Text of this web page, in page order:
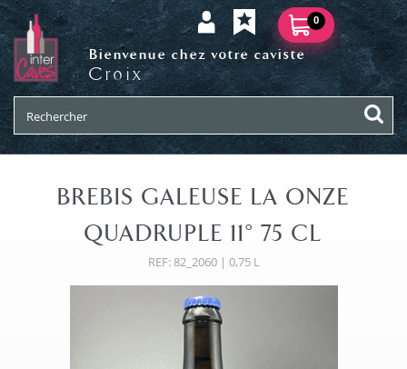
0
Bienvenue chez votre caviste
Croix
BREBIS GALEUSE LA ONZE
QUADRUPLE 11° 75 CL
REF: 82_2060 | 0,75 L